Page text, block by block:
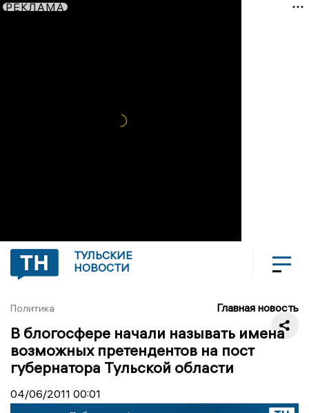
РЕКЛАМА
ТУЛЬСКИЕ
НОВОСТИ
Политика Главная новость
В блогосфере начали называть имена
возможных претендентов на пост
губернатора Тульской области
04/06/2011 00:01